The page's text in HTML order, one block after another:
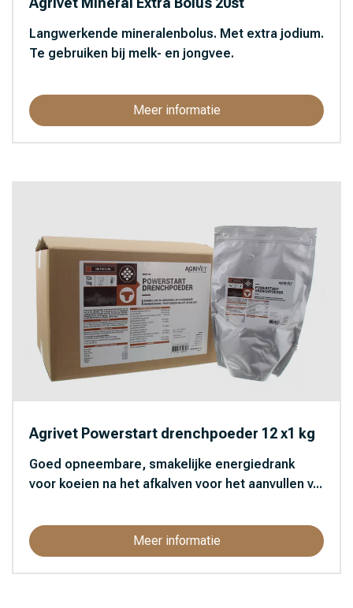
Langwerkende mineralenbolus. Met extra jodium.
Te gebruiken bij melk- en jongvee.
Meer informatie
Agrivet Powerstart drenchpoeder 12 x1 kg
Goed opneembare, smakelijke energiedrank
voor koeien na het afkalven voor het aanvullen v...
Meer informatie